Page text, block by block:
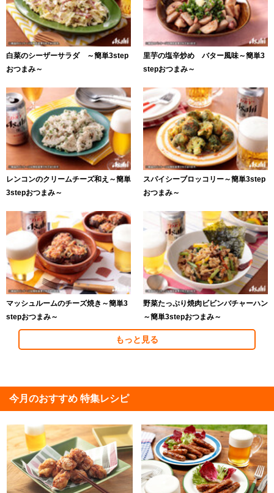
白菜のシーザーサラダ ～簡単3step
おつまみ～
里芋の塩辛炒め バター風味～簡単3
stepおつまみ～
レンコンのクリームチーズ和え～簡単
3stepおつまみ～
スパイシーブロッコリー～簡単3step
おつまみ～
マッシュルームのチーズ焼き～簡単3
stepおつまみ～
野菜たっぷり焼肉ビビンバチャーハン
～簡単3stepおつまみ～
もっと見る
今月のおすすめ 特集レシピ